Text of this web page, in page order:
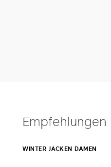
Empfehlungen
WINTER JACKEN DAMEN